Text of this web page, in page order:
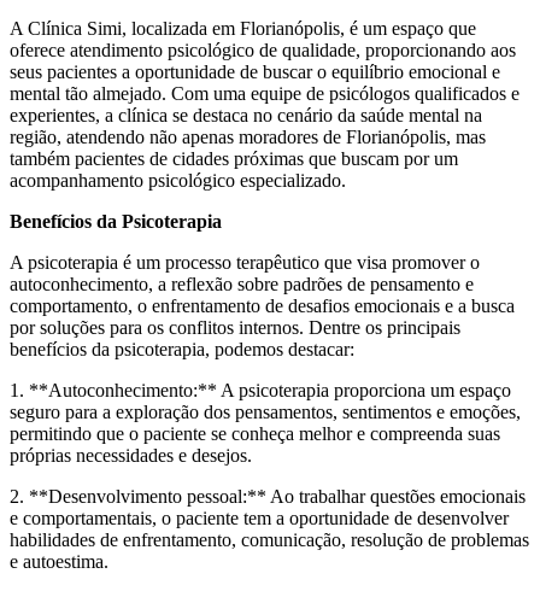
A Clínica Simi, localizada em Florianópolis, é um espaço que
oferece atendimento psicológico de qualidade, proporcionando aos
seus pacientes a oportunidade de buscar o equilíbrio emocional e
mental tão almejado. Com uma equipe de psicólogos qualificados e
experientes, a clínica se destaca no cenário da saúde mental na
região, atendendo não apenas moradores de Florianópolis, mas
também pacientes de cidades próximas que buscam por um
acompanhamento psicológico especializado.
Benefícios da Psicoterapia
A psicoterapia é um processo terapêutico que visa promover o
autoconhecimento, a reflexão sobre padrões de pensamento e
comportamento, o enfrentamento de desafios emocionais e a busca
por soluções para os conflitos internos. Dentre os principais
benefícios da psicoterapia, podemos destacar:
1. **Autoconhecimento:** A psicoterapia proporciona um espaço
seguro para a exploração dos pensamentos, sentimentos e emoções,
permitindo que o paciente se conheça melhor e compreenda suas
próprias necessidades e desejos.
2. **Desenvolvimento pessoal:** Ao trabalhar questões emocionais
e comportamentais, o paciente tem a oportunidade de desenvolver
habilidades de enfrentamento, comunicação, resolução de problemas
e autoestima.